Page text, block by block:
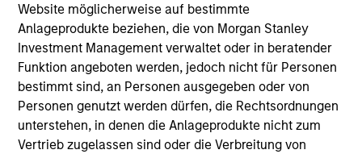
Website möglicherweise auf bestimmte
Anlageprodukte beziehen, die von Morgan Stanley
Investment Management verwaltet oder in beratender
Funktion angeboten werden, jedoch nicht für Personen
bestimmt sind, an Personen ausgegeben oder von
Personen genutzt werden dürfen, die Rechtsordnungen
unterstehen, in denen die Anlageprodukte nicht zum
Vertrieb zugelassen sind oder die Verbreitung von
investing across global capital markets. He joined
Calvert Research and Management in 2019. Ibrahim
began his career in the investment management
industry in 2004. Before joining Calvert Research
and Management, he was vice president of product
development at Oppenheimer Funds. Previously, he
held roles at IHS Markit as executive director,
responsible for managing the index R&D team, and